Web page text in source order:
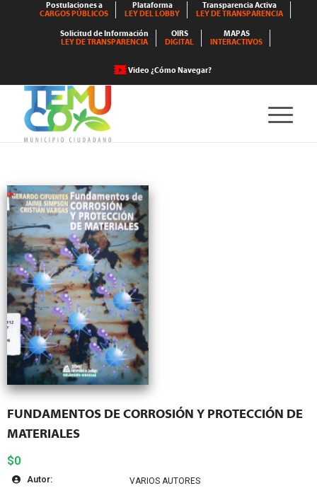
Postulaciones a
CARGOS PÚBLICOS
Plataforma
LEY DEL LOBBY
Transparencia Activa
LEY DE TRANSPARENCIA
Solicitud de Información
LEY DE TRANSPARENCIA
OIRS
DIGITAL
MAPAS
INTERACTIVOS
Video ¿Cómo Navegar?
FUNDAMENTOS DE CORROSIÓN Y PROTECCIÓN DE
MATERIALES
$0
Autor: VARIOS AUTORES